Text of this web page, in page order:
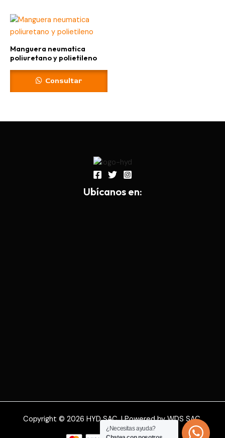
Manguera neumatica
poliuretano y polietileno
Consultar
Ubícanos en:
Copyright © 2026 HYD SAC. | Powered by WDS SAC.
¿Necesitas ayuda?